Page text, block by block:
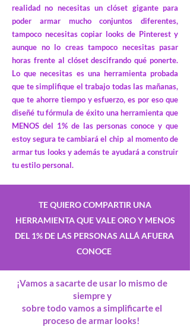
realidad no necesitas un clóset gigante para
poder armar mucho conjuntos diferentes,
tampoco necesitas copiar looks de Pinterest y
aunque no lo creas tampoco necesitas pasar
horas frente al clóset descifrando qué ponerte.
Lo que necesitas es una herramienta probada
que te simplifique el trabajo todas las mañanas,
que te ahorre tiempo y esfuerzo, es por eso que
diseñé tu fórmula de éxito una herramienta que
MENOS del 1% de las personas conoce y que
estoy segura te cambiará el chip al momento de
armar tus looks y además te ayudará a construir
tu estilo personal.
TE QUIERO COMPARTIR UNA
HERRAMIENTA QUE VALE ORO Y MENOS
DEL 1% DE LAS PERSONAS ALLÁ AFUERA
CONOCE
¡Vamos a sacarte de usar lo mismo de
siempre y
sobre todo vamos a simplificarte el
proceso de armar looks!